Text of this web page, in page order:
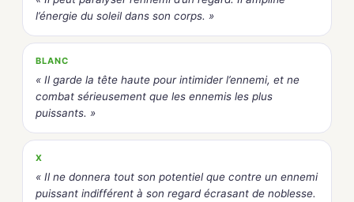
l’énergie du soleil dans son corps. »
BLANC
« Il garde la tête haute pour intimider l’ennemi, et ne
combat sérieusement que les ennemis les plus
puissants. »
X
« Il ne donnera tout son potentiel que contre un ennemi
puissant indifférent à son regard écrasant de noblesse.